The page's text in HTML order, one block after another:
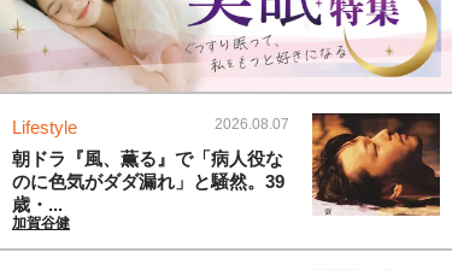
Lifestyle 2026.08.07
朝ドラ『風、薫る』で「病人役な
のに色気がダダ漏れ」と騒然。39
歳・...
加賀谷健